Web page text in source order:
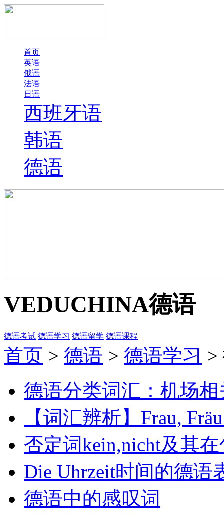
首页
英语
俄语
法语
日语
西班牙语
韩语
德语
VEDUCHINA德语
德语考试 德语学习 德语留学 德语课程
首页 > 德语 > 德语学习 >
德语分类词汇：机场相
【词汇辨析】Frau,
否定词kein,nicht及其
Die Uhrzeit时间的德语
德语中的感叹词